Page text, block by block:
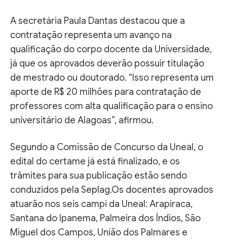
A secretária Paula Dantas destacou que a
contratação representa um avanço na
qualificação do corpo docente da Universidade,
já que os aprovados deverão possuir titulação
de mestrado ou doutorado. “Isso representa um
aporte de R$ 20 milhões para contratação de
professores com alta qualificação para o ensino
universitário de Alagoas”, afirmou.
Segundo a Comissão de Concurso da Uneal, o
edital do certame já está finalizado, e os
trâmites para sua publicação estão sendo
conduzidos pela Seplag.Os docentes aprovados
atuarão nos seis campi da Uneal: Arapiraca,
Santana do Ipanema, Palmeira dos Índios, São
Miguel dos Campos, União dos Palmares e